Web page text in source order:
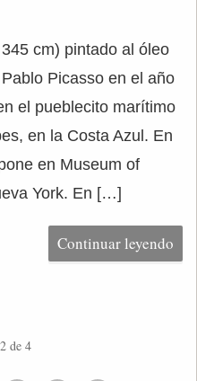
cm) pintado al óleo
Picasso en el año
el pueblecito marítimo
en la Costa Azul. En
en Museum of
York. En […]
Continuar leyendo
de 4